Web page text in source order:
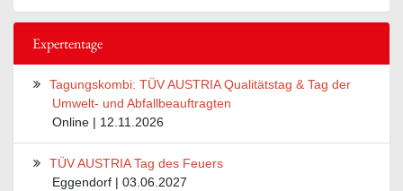
Expertentage
Tagungskombi: TÜV AUSTRIA Qualitätstag & Tag der
Umwelt- und Abfallbeauftragten
Online | 12.11.2026
TÜV AUSTRIA Tag des Feuers
Eggendorf | 03.06.2027